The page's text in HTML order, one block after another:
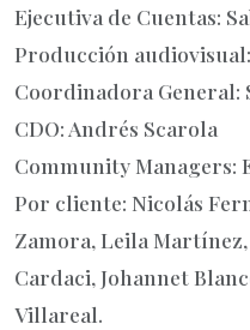
Ejecutiva de Cuentas:
Producción
Coordinadora General:
CDO: Andrés Scarola
Community Managers:
Por cliente: Nicolás
Zamora, Leila
Cardaci, Johannet
Villareal.